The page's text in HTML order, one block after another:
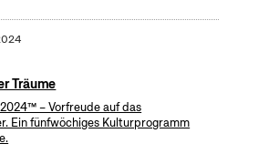
Träume
– Vorfreude auf das
Ein fünfwöchiges Kulturprogramm